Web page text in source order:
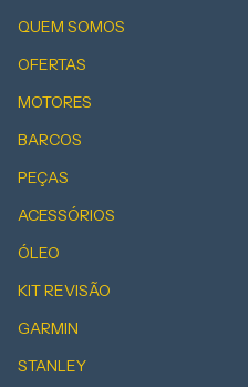
QUEM SOMOS
OFERTAS
MOTORES
BARCOS
PEÇAS
ACESSÓRIOS
ÓLEO
KIT REVISÃO
GARMIN
STANLEY